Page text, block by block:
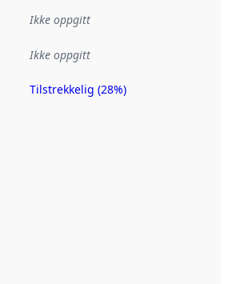
Ikke oppgitt
Ikke oppgitt
Metadatakvalitet
Tilstrekkelig (28%)